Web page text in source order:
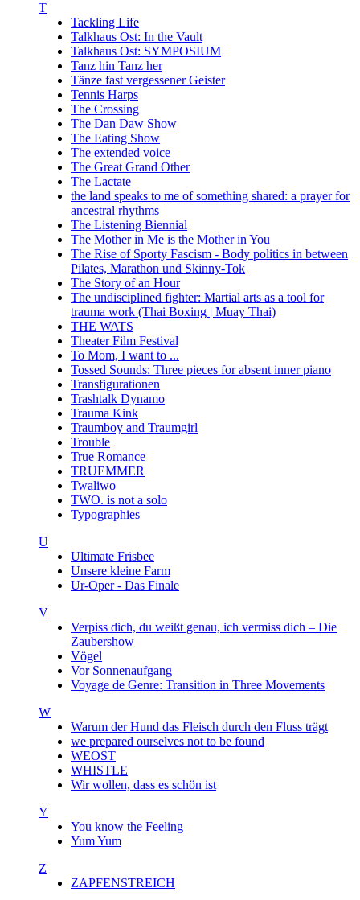
T
Tackling Life
Talkhaus Ost: In the Vault
Talkhaus Ost: SYMPOSIUM
Tanz hin Tanz her
Tänze fast vergessener Geister
Tennis Harps
The Crossing
The Dan Daw Show
The Eating Show
The extended voice
The Great Grand Other
The Lactate
the land speaks to me of something shared: a prayer for
ancestral rhythms
The Listening Biennial
The Mother in Me is the Mother in You
The Rise of Sporty Fascism - Body politics in between
Pilates, Marathon und Skinny-Tok
The Story of an Hour
The undisciplined fighter: Martial arts as a tool for
trauma work (Thai Boxing | Muay Thai)
THE WATS
Theater Film Festival
To Mom, I want to ...
Tossed Sounds: Three pieces for absent inner piano
Transfigurationen
Trashtalk Dynamo
Trauma Kink
Traumboy and Traumgirl
Trouble
True Romance
TRUEMMER
Twaliwo
TWO. is not a solo
Typographies
U
Ultimate Frisbee
Unsere kleine Farm
Ur-Oper - Das Finale
V
Verpiss dich, du weißt genau, ich vermiss dich – Die
Zaubershow
Vögel
Vor Sonnenaufgang
Voyage de Genre: Transition in Three Movements
W
Warum der Hund das Fleisch durch den Fluss trägt
we prepared ourselves not to be found
WEOST
WHISTLE
Wir wollen, dass es schön ist
Y
You know the Feeling
Yum Yum
Z
ZAPFENSTREICH